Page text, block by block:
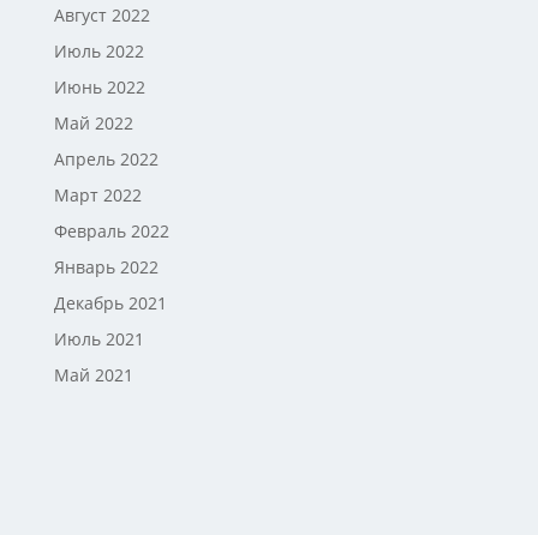
Август 2022
Июль 2022
Июнь 2022
Май 2022
Апрель 2022
Март 2022
Февраль 2022
Январь 2022
Декабрь 2021
Июль 2021
Май 2021